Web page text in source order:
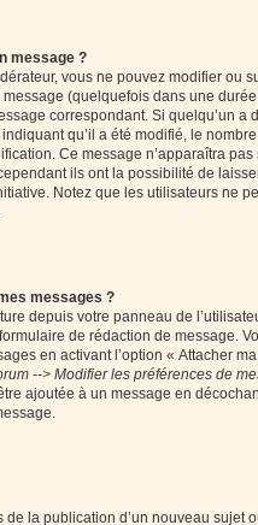
message ?
vous ne pouvez modifier ou
(quelquefois dans une
correspondant. Si quelqu’un a
qu’il a été modifié, le
Ce message n’apparaîtra
ils ont la possibilité de
Notez que les utilisateurs ne
messages ?
depuis votre panneau de
de rédaction de message.
en activant l’option « Attacher
--> Modifier les préférences de
ajoutée à un message en
de la publication d’un nouveau sujet